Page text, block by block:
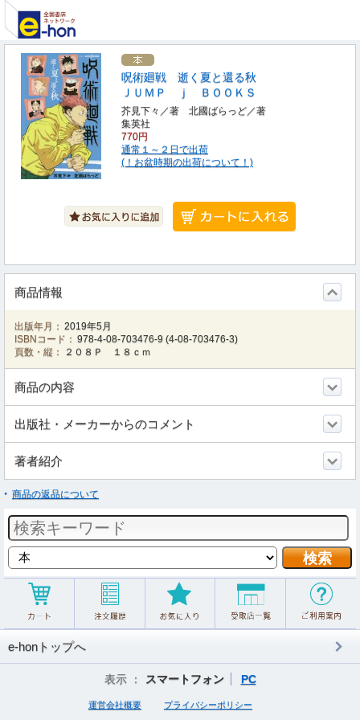
呪術廻戦 逝く夏と還る秋
ＪＵＭＰ ｊ ＢＯＯＫＳ
芥見下々／著 北國ばらっど／著
集英社
770円
通常１～２日で出荷
(！お盆時期の出荷について！)
商品情報
出版年月： 2019年5月
ISBNコード： 978-4-08-703476-9 (4-08-703476-3)
頁数・縦：
２０８Ｐ １８ｃｍ
商品の内容
出版社・メーカーからのコメント
著者紹介
商品の返品について
e-honトップへ
表示 ： スマートフォン PC
運営会社概要 プライバシーポリシー